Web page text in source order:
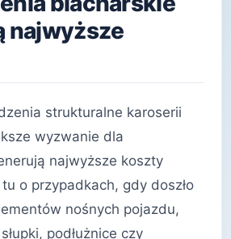
najwyższe
strukturalne karoserii
wyzwanie dla
najwyższe koszty
o przypadkach, gdy doszło
nośnych pojazdu,
podłużnice czy